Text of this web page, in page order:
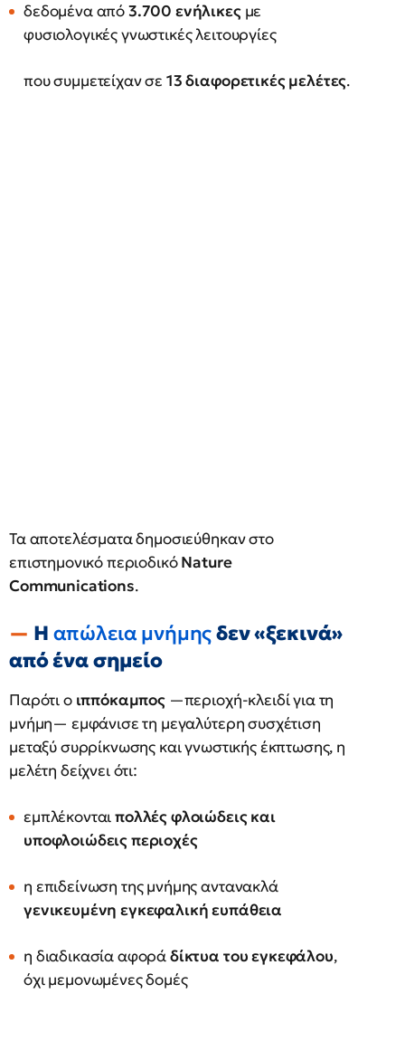
δεδομένα από3.700 ενήλικεςμε
φυσιολογικές γνωστικές λειτουργίες
που συμμετείχαν σε 13 διαφορετικές μελέτες.
Τα αποτελέσματα δημοσιεύθηκαν στο
επιστημονικό περιοδικόNature
Communications.
Η απώλεια μνήμηςδεν «ξεκινά»
από ένα σημείο
Παρότι ο ιππόκαμπος—περιοχή-κλειδί για τη
μνήμη— εμφάνισε τη μεγαλύτερη συσχέτιση
μεταξύ συρρίκνωσης και γνωστικής έκπτωσης, η
μελέτη δείχνει ότι:
εμπλέκονταιπολλές φλοιώδεις και
υποφλοιώδεις περιοχές
η επιδείνωση της μνήμης αντανακλά
γενικευμένη εγκεφαλική ευπάθεια
η διαδικασία αφοράδίκτυα του εγκεφάλου,
όχι μεμονωμένες δομές